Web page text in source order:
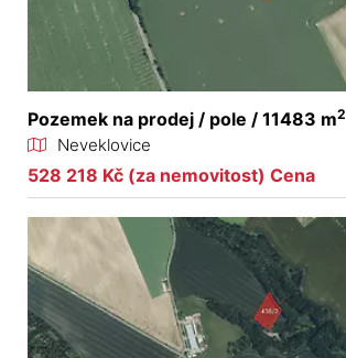
Pozemek na prodej / pole / 11483 m2
Neveklovice
528 218 Kč (za nemovitost) Cena